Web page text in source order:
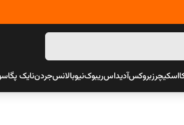
اسکیچرزبروکسآدیداسریبوکنیوبالانسجردننایک